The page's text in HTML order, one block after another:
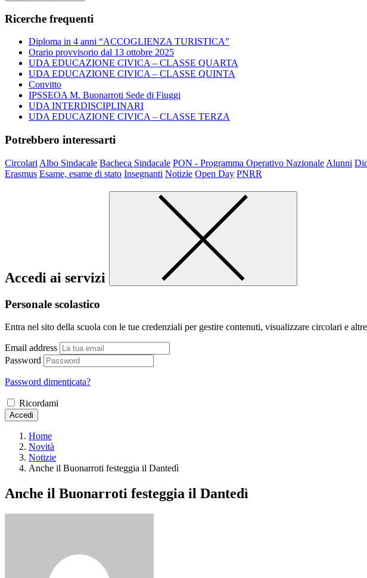
Ricerche frequenti
Diploma in 4 anni “ACCOGLIENZA TURISTICA”
Orario provvisorio dal 13 ottobre 2025
UDA EDUCAZIONE CIVICA – CLASSE QUARTA
UDA EDUCAZIONE CIVICA – CLASSE QUINTA
Convitto
IPSSEOA M. Buonarroti Sede di Fiuggi
UDA INTERDISCIPLINARI
UDA EDUCAZIONE CIVICA – CLASSE TERZA
Potrebbero interessarti
Circolari Albo Sindacale Bacheca Sindacale PON - Programma Operativo Nazionale Alunni
Erasmus Esame, esame di stato Insegnanti Notizie Open Day PNRR
Accedi ai servizi
Personale scolastico
Entra nel sito della scuola con le tue credenziali per gestire contenuti, visualizzare circolari e
Email address
Password
Password dimenticata?
Ricordami
Accedi
Home
Novità
Notizie
Anche il Buonarroti festeggia il Dantedì
Anche il Buonarroti festeggia il Dantedì